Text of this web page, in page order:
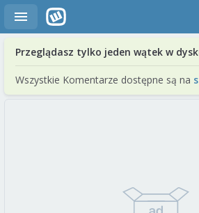
Przeglądasz tylko jeden wątek w
Wszystkie Komentarze dostępne są na